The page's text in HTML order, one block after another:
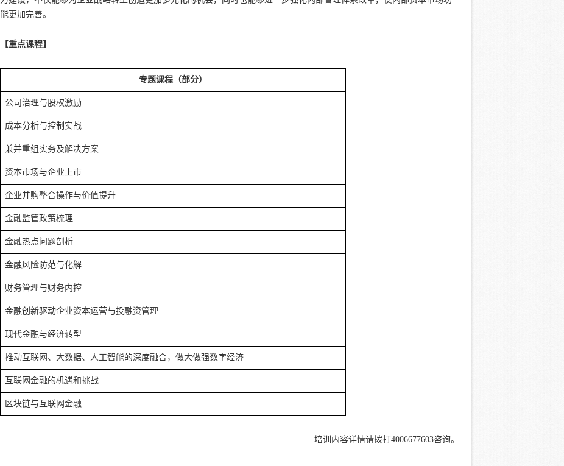
能更加完善。
【重点课程】
专题课程（部分）
公司治理与股权激励
成本分析与控制实战
兼并重组实务及解决方案
资本市场与企业上市
企业并购整合操作与价值提升
金融监管政策梳理
金融热点问题剖析
金融风险防范与化解
财务管理与财务内控
金融创新驱动企业资本运营与投融资管理
现代金融与经济转型
推动互联网、大数据、人工智能的深度融合，做大做强数字经济
互联网金融的机遇和挑战
区块链与互联网金融
培训内容详情请拨打4006677603咨询。